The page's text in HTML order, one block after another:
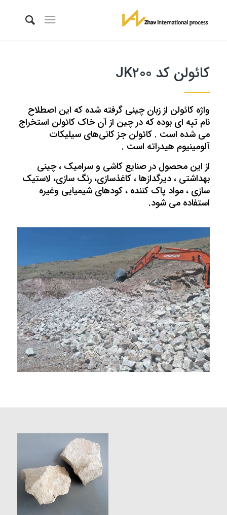
کائولن کد JK200
واژه کائولن از زبان چینی گرفته شده که این اصطلاح
نام تپه ای بوده که در چین از آن خاک کائولن استخراج
می شده است . کائولن جز کانی‌های سیلیکات
آلومینیوم هیدراته است .
از این محصول در صنایع کاشی و سرامیک ، چینی
بهداشتی ، دیرگدازها ، کاغذسازی، رنگ سازی، لاستیک
سازی ، مواد پاک کننده ، کودهای شیمیایی وغیره
استفاده می شود.